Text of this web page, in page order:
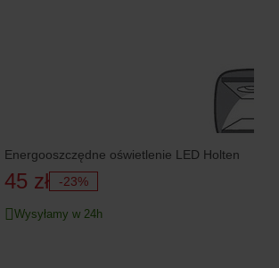
Energooszczędne oświetlenie LED Holten
45 zł -23%
Wysyłamy w 24h